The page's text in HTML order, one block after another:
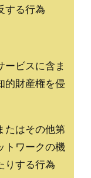
する行為
ービスに含ま
的財産権を侵
たはその他第
トワークの機
りする行為